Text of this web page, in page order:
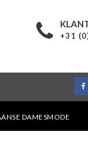
+31
DAMESMODE